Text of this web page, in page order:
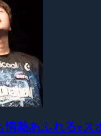
情熱あふれるeス